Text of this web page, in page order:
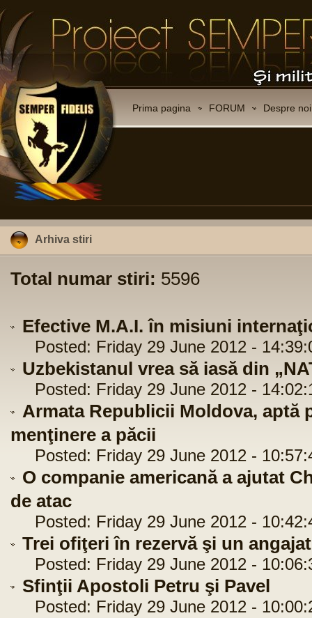
Prima pagina FORUM Despre noi
Arhiva stiri
Total numar stiri: 5596
Efective M.A.I. în misiuni
Posted: Friday 29 June 2012 -
Uzbekistanul vrea să iasă din
Posted: Friday 29 June 2012 -
Armata Republicii Moldova,
menţinere a păcii
Posted: Friday 29 June 2012 -
O companie americană a ajutat
de atac
Posted: Friday 29 June 2012 -
Trei ofiţeri în rezervă şi un
Posted: Friday 29 June 2012 -
Sfinţii Apostoli Petru şi Pavel
Posted: Friday 29 June 2012 -